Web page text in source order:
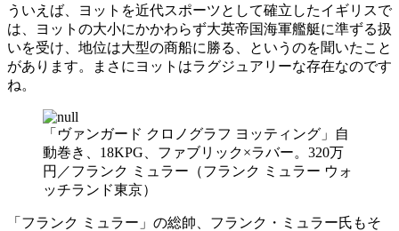
ういえば、ヨットを近代スポーツとして確立したイギリスで
は、ヨットの大小にかかわらず大英帝国海軍艦艇に準ずる扱
いを受け、地位は大型の商船に勝る、というのを聞いたこと
があります。まさにヨットはラグジュアリーな存在なのです
ね。
「ヴァンガード クロノグラフ ヨッティング」自
動巻き、18KPG、ファブリック×ラバー。320万
円／フランク ミュラー（フランク ミュラー ウォ
ッチランド東京）
「フランク ミュラー」の総帥、フランク・ミュラー氏もそ